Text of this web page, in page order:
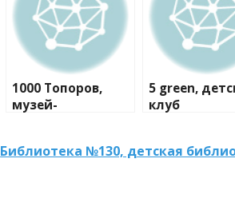
1000 Топоров,
музей-
5 green,
клуб
Библиотека №130, детская